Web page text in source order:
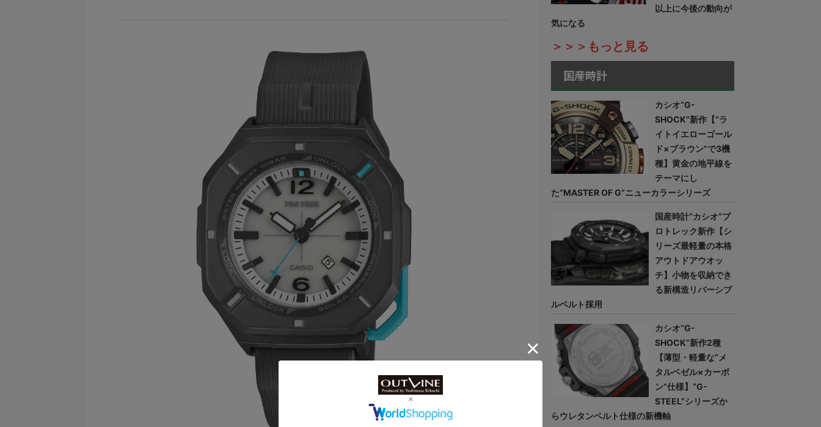
以上に今後の動向が
気になる
＞＞＞もっと見る
国産時計
カシオ“G-
SHOCK”新作【“ラ
イトイエローゴール
ド×ブラウン”で3機
種】黄金の地平線を
テーマにし
た“MASTER OF G”ニューカラーシリーズ
国産時計“カシオ”プ
ロトレック新作【シ
リーズ最軽量の本格
アウトドアウオッ
チ】小物を収納でき
る新構造リバーシブ
ルベルト採用
カシオ“G-
SHOCK”新作2種
【薄型・軽量な“メ
タルベゼル×カーボ
ン”仕様】“G-
STEEL”シリーズか
らウレタンベルト仕様の新機軸